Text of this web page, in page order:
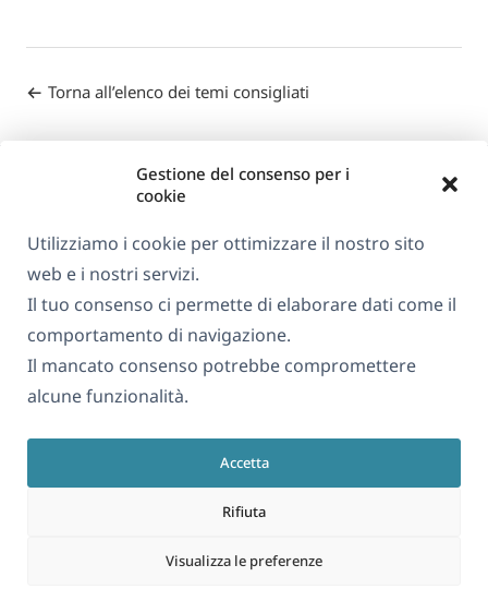
Gestione del consenso per i
cookie
Utilizziamo i cookie per ottimizzare il nostro sito
web e i nostri servizi.
Il tuo consenso ci permette di elaborare dati come il
comportamento di navigazione.
Il mancato consenso potrebbe compromettere
alcune funzionalità.
Accetta
Rifiuta
Visualizza le preferenze
Torna all’elenco dei temi consigliati
Italiano
GDPR e Informativa sulla Privacy
Unisciti al nostro team(si
nuova
apre
in
una
nuova
apre
in
una
nuova
apre
una